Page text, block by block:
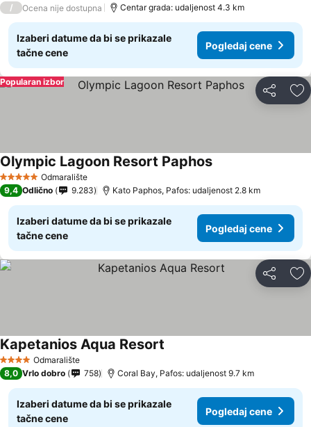
/ Ocena nije dostupna Centar grada: udaljenost 4.3 km
Izaberi datume da bi se prikazale
tačne cene
Pogledaj cene
Deli
Popularan izbor
5 ZvezdiceOdmaralište
Olympic Lagoon Resort Paphos
9,4 Odlično 9.283 Kato Paphos, Pafos: udaljenost 2.8 km
Izaberi datume da bi se prikazale
tačne cene
Pogledaj cene
Deli
4 ZvezdiceOdmaralište
Kapetanios Aqua Resort
8,0 Vrlo dobro 758 Coral Bay, Pafos: udaljenost 9.7 km
Izaberi datume da bi se prikazale
tačne cene
Pogledaj cene